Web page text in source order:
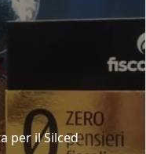
per il Silced